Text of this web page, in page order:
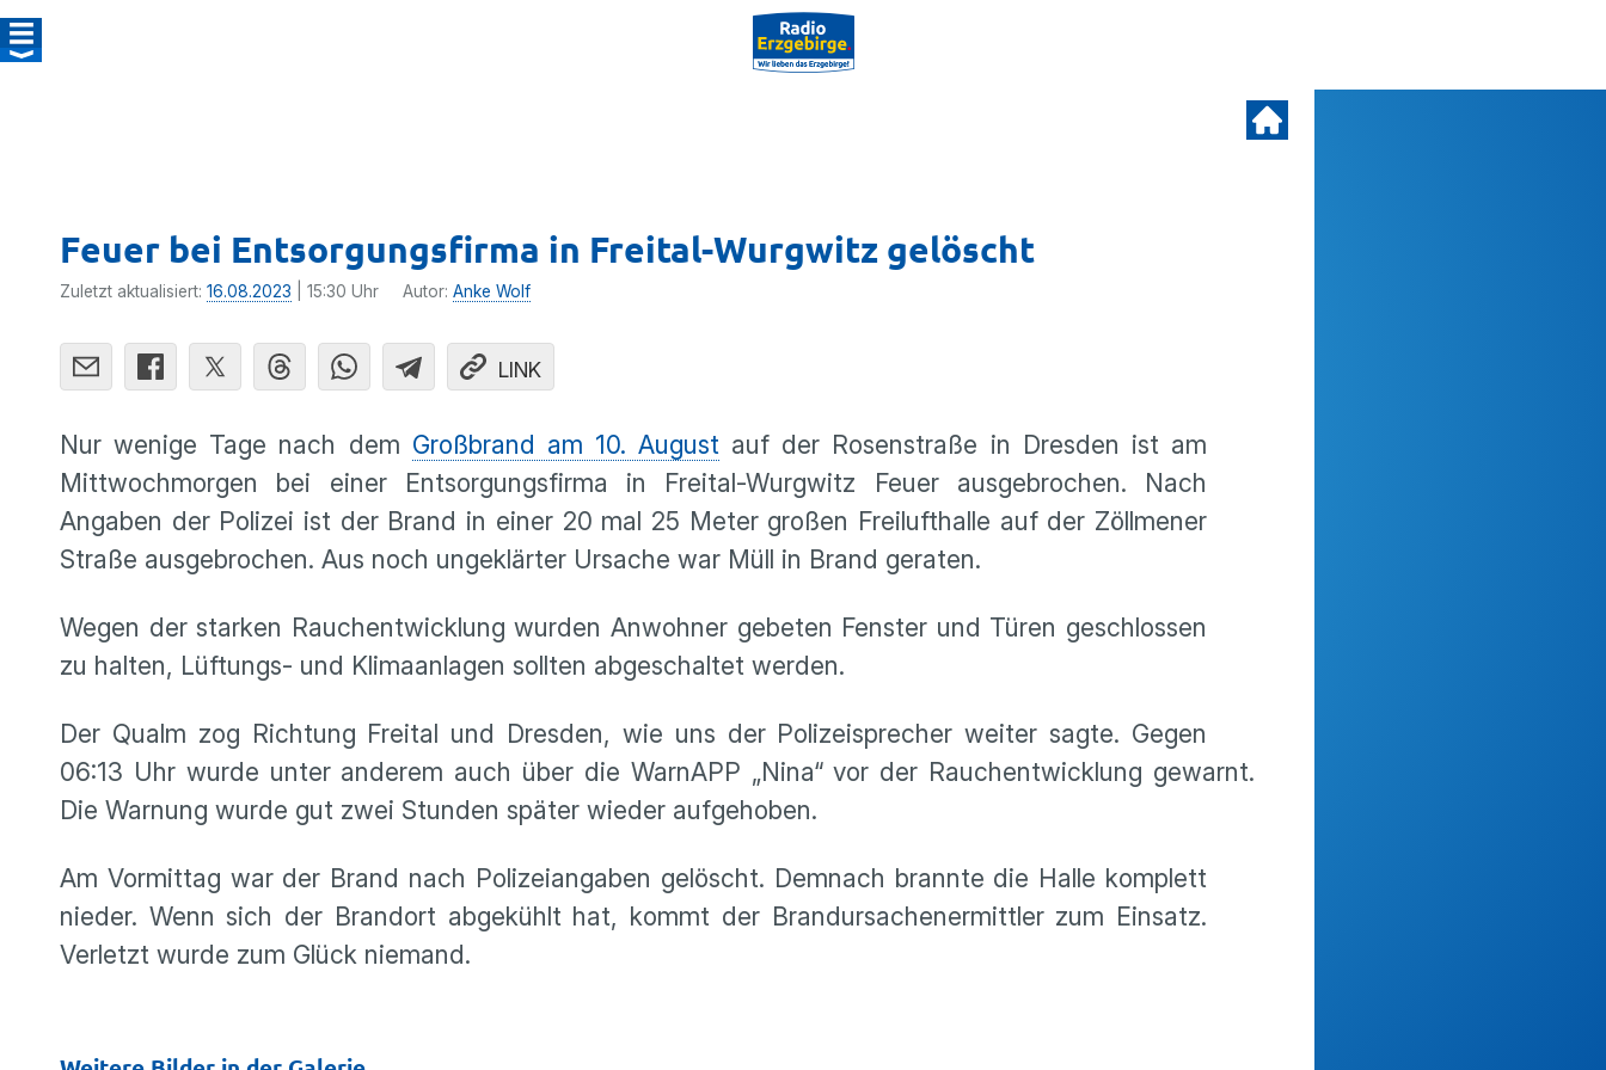
Feuer bei Entsorgungsfirma in Freital-Wurgwitz gelöscht
Zuletzt aktualisiert: 16.08.2023 | 15:30 Uhr Autor: Anke Wolf
LINK
Nur wenige Tage nach dem Großbrand am 10. August auf der Rosenstraße in Dresden ist am
Mittwochmorgen bei einer Entsorgungsfirma in Freital-Wurgwitz Feuer ausgebrochen. Nach
Angaben der Polizei ist der Brand in einer 20 mal 25 Meter großen Freilufthalle auf der Zöllmener
Straße ausgebrochen. Aus noch ungeklärter Ursache war Müll in Brand geraten.
Wegen der starken Rauchentwicklung wurden Anwohner gebeten Fenster und Türen geschlossen
zu halten, Lüftungs- und Klimaanlagen sollten abgeschaltet werden.
Der Qualm zog Richtung Freital und Dresden, wie uns der Polizeisprecher weiter sagte. Gegen
06:13 Uhr wurde unter anderem auch über die WarnAPP „Nina“ vor der Rauchentwicklung gewarnt.
Die Warnung wurde gut zwei Stunden später wieder aufgehoben.
Am Vormittag war der Brand nach Polizeiangaben gelöscht. Demnach brannte die Halle komplett
nieder. Wenn sich der Brandort abgekühlt hat, kommt der Brandursachenermittler zum Einsatz.
Verletzt wurde zum Glück niemand.